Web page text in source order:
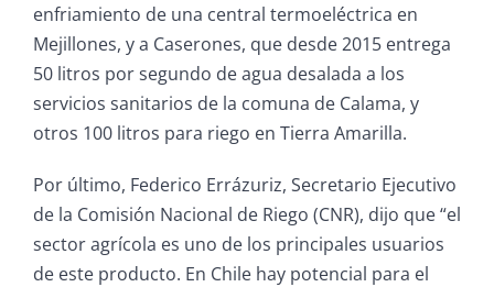
enfriamiento de una central termoeléctrica en
Mejillones, y a Caserones, que desde 2015 entrega
50 litros por segundo de agua desalada a los
servicios sanitarios de la comuna de Calama, y
otros 100 litros para riego en Tierra Amarilla.
Por último, Federico Errázuriz, Secretario Ejecutivo
de la Comisión Nacional de Riego (CNR), dijo que “el
sector agrícola es uno de los principales usuarios
de este producto. En Chile hay potencial para el